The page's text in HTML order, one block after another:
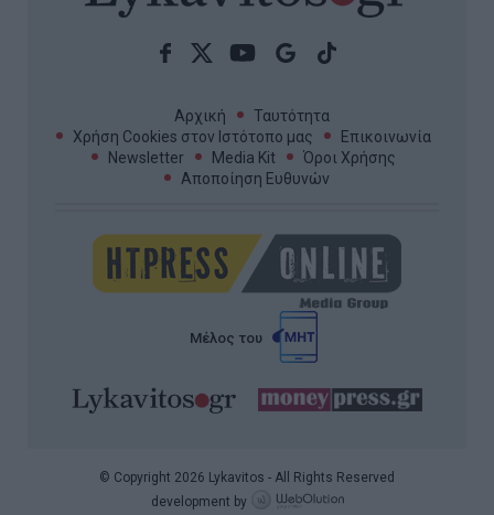
Αρχική
Ταυτότητα
Χρήση Cookies στον Ιστότοπο μας
Επικοινωνία
Newsletter
Media Kit
Όροι Χρήσης
Αποποίηση Ευθυνών
Μέλος του
© Copyright 2026 Lykavitos - All Rights Reserved
development by